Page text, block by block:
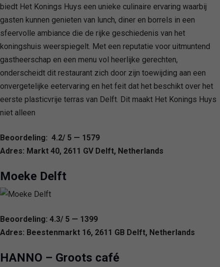
biedt Het Konings Huys een unieke culinaire ervaring waarbij
gasten kunnen genieten van lunch, diner en borrels in een
sfeervolle ambiance die de rijke geschiedenis van het
koningshuis weerspiegelt. Met een reputatie voor uitmuntend
gastheerschap en een menu vol heerlijke gerechten,
onderscheidt dit restaurant zich door zijn toewijding aan een
onvergetelijke eetervaring en het feit dat het beschikt over het
eerste plasticvrije terras van Delft. Dit maakt Het Konings Huys
niet alleen
Beoordeling: 4.2/ 5 — 1579
Adres: Markt 40, 2611 GV Delft, Netherlands
Moeke Delft
Beoordeling: 4.3/ 5 — 1399
Adres: Beestenmarkt 16, 2611 GB Delft, Netherlands
HANNO – Groots café